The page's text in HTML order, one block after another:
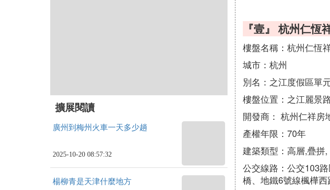
擴展閱讀
廣州到梅州火車一天多少趟
2025-10-20 08:57:32
楊柳青是天津什麼地方
『壹』 杭州仁
樓盤名稱：杭州仁恆
城市：杭州
別名：之江度假區單
樓盤位置：之江麗景
開發商： 杭州仁祥房
產權年限：70年
建築類型：高層,疊拼,
公交線路：公交103
橋、地鐵6號線楓樺西